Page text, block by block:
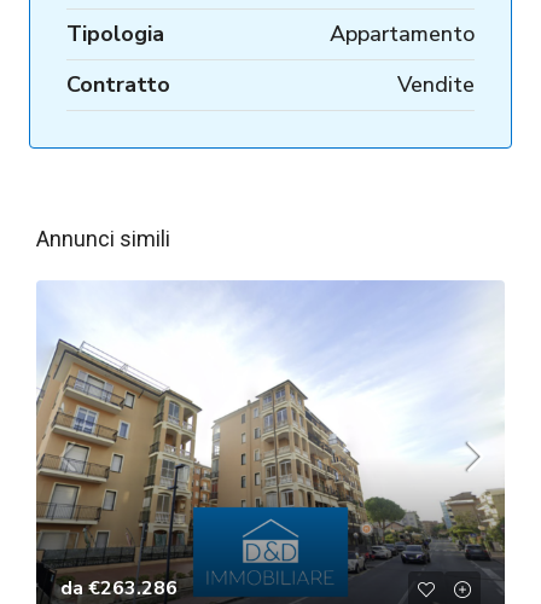
Tipologia
Appartamento
Contratto
Vendite
Annunci simili
da €263.286